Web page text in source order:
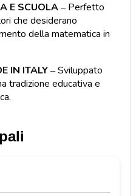
E SCUOLA– Perfetto
che desiderano
della matematica in
IN ITALY–Sviluppato
tradizione educativa e